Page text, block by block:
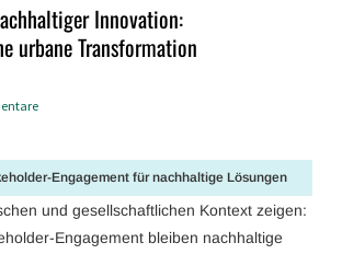
Innovation:
urbane Transformation
Engagement für nachhaltige Lösungen
und gesellschaftlichen Kontext zeigen:
Engagement bleiben nachhaltige